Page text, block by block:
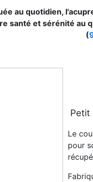
au quotidien,
santé et sérénité au
(
Petit
Le
pour